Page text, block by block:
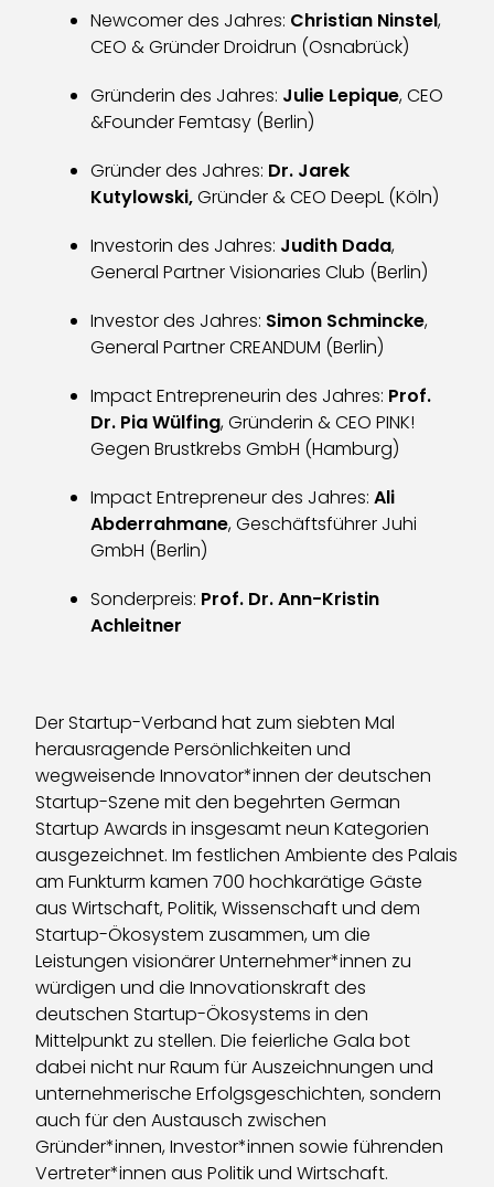
Newcomer des Jahres: Christian Ninstel,
CEO & Gründer Droidrun (Osnabrück)
Gründerin des Jahres: Julie Lepique, CEO
&Founder Femtasy (Berlin)
Gründer des Jahres: Dr. Jarek
Kutylowski,Gründer & CEO DeepL (Köln)
Investorin des Jahres: Judith Dada,
General Partner Visionaries Club (Berlin)
Investor des Jahres: Simon Schmincke,
General Partner CREANDUM (Berlin)
Impact Entrepreneurin des Jahres: Prof.
Dr. Pia Wülfing, Gründerin & CEO PINK!
Gegen Brustkrebs GmbH (Hamburg)
Impact Entrepreneur des Jahres:Ali
Abderrahmane, Geschäftsführer Juhi
GmbH (Berlin)
Sonderpreis: Prof. Dr. Ann-Kristin
Achleitner
Der Startup-Verband hat zum siebten Mal
herausragende Persönlichkeiten und
wegweisende Innovator*innen der deutschen
Startup-Szene mit den begehrten German
Startup Awards in insgesamt neun Kategorien
ausgezeichnet. Im festlichen Ambiente des Palais
am Funkturm kamen 700 hochkarätige Gäste
aus Wirtschaft, Politik, Wissenschaft und dem
Startup-Ökosystem zusammen, um die
Leistungen visionärer Unternehmer*innen zu
würdigen und die Innovationskraft des
deutschen Startup-Ökosystems in den
Mittelpunkt zu stellen. Die feierliche Gala bot
dabei nicht nur Raum für Auszeichnungen und
unternehmerische Erfolgsgeschichten, sondern
auch für den Austausch zwischen
Gründer*innen, Investor*innen sowie führenden
Vertreter*innen aus Politik und Wirtschaft.